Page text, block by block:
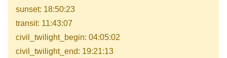
sunset: 18:50:23
transit: 11:43:07
civil_twilight_begin: 04:05:02
civil_twilight_end: 19:21:13